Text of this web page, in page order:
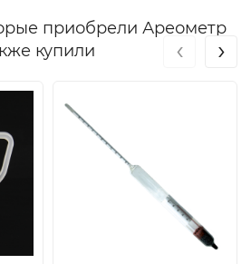
приобрели Ареометр
купили
‹ ›